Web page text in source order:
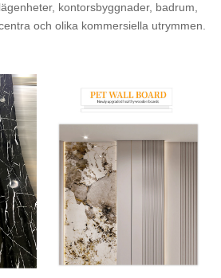
kontorsbyggnader, badrum,
och olika kommersiella utrymmen.